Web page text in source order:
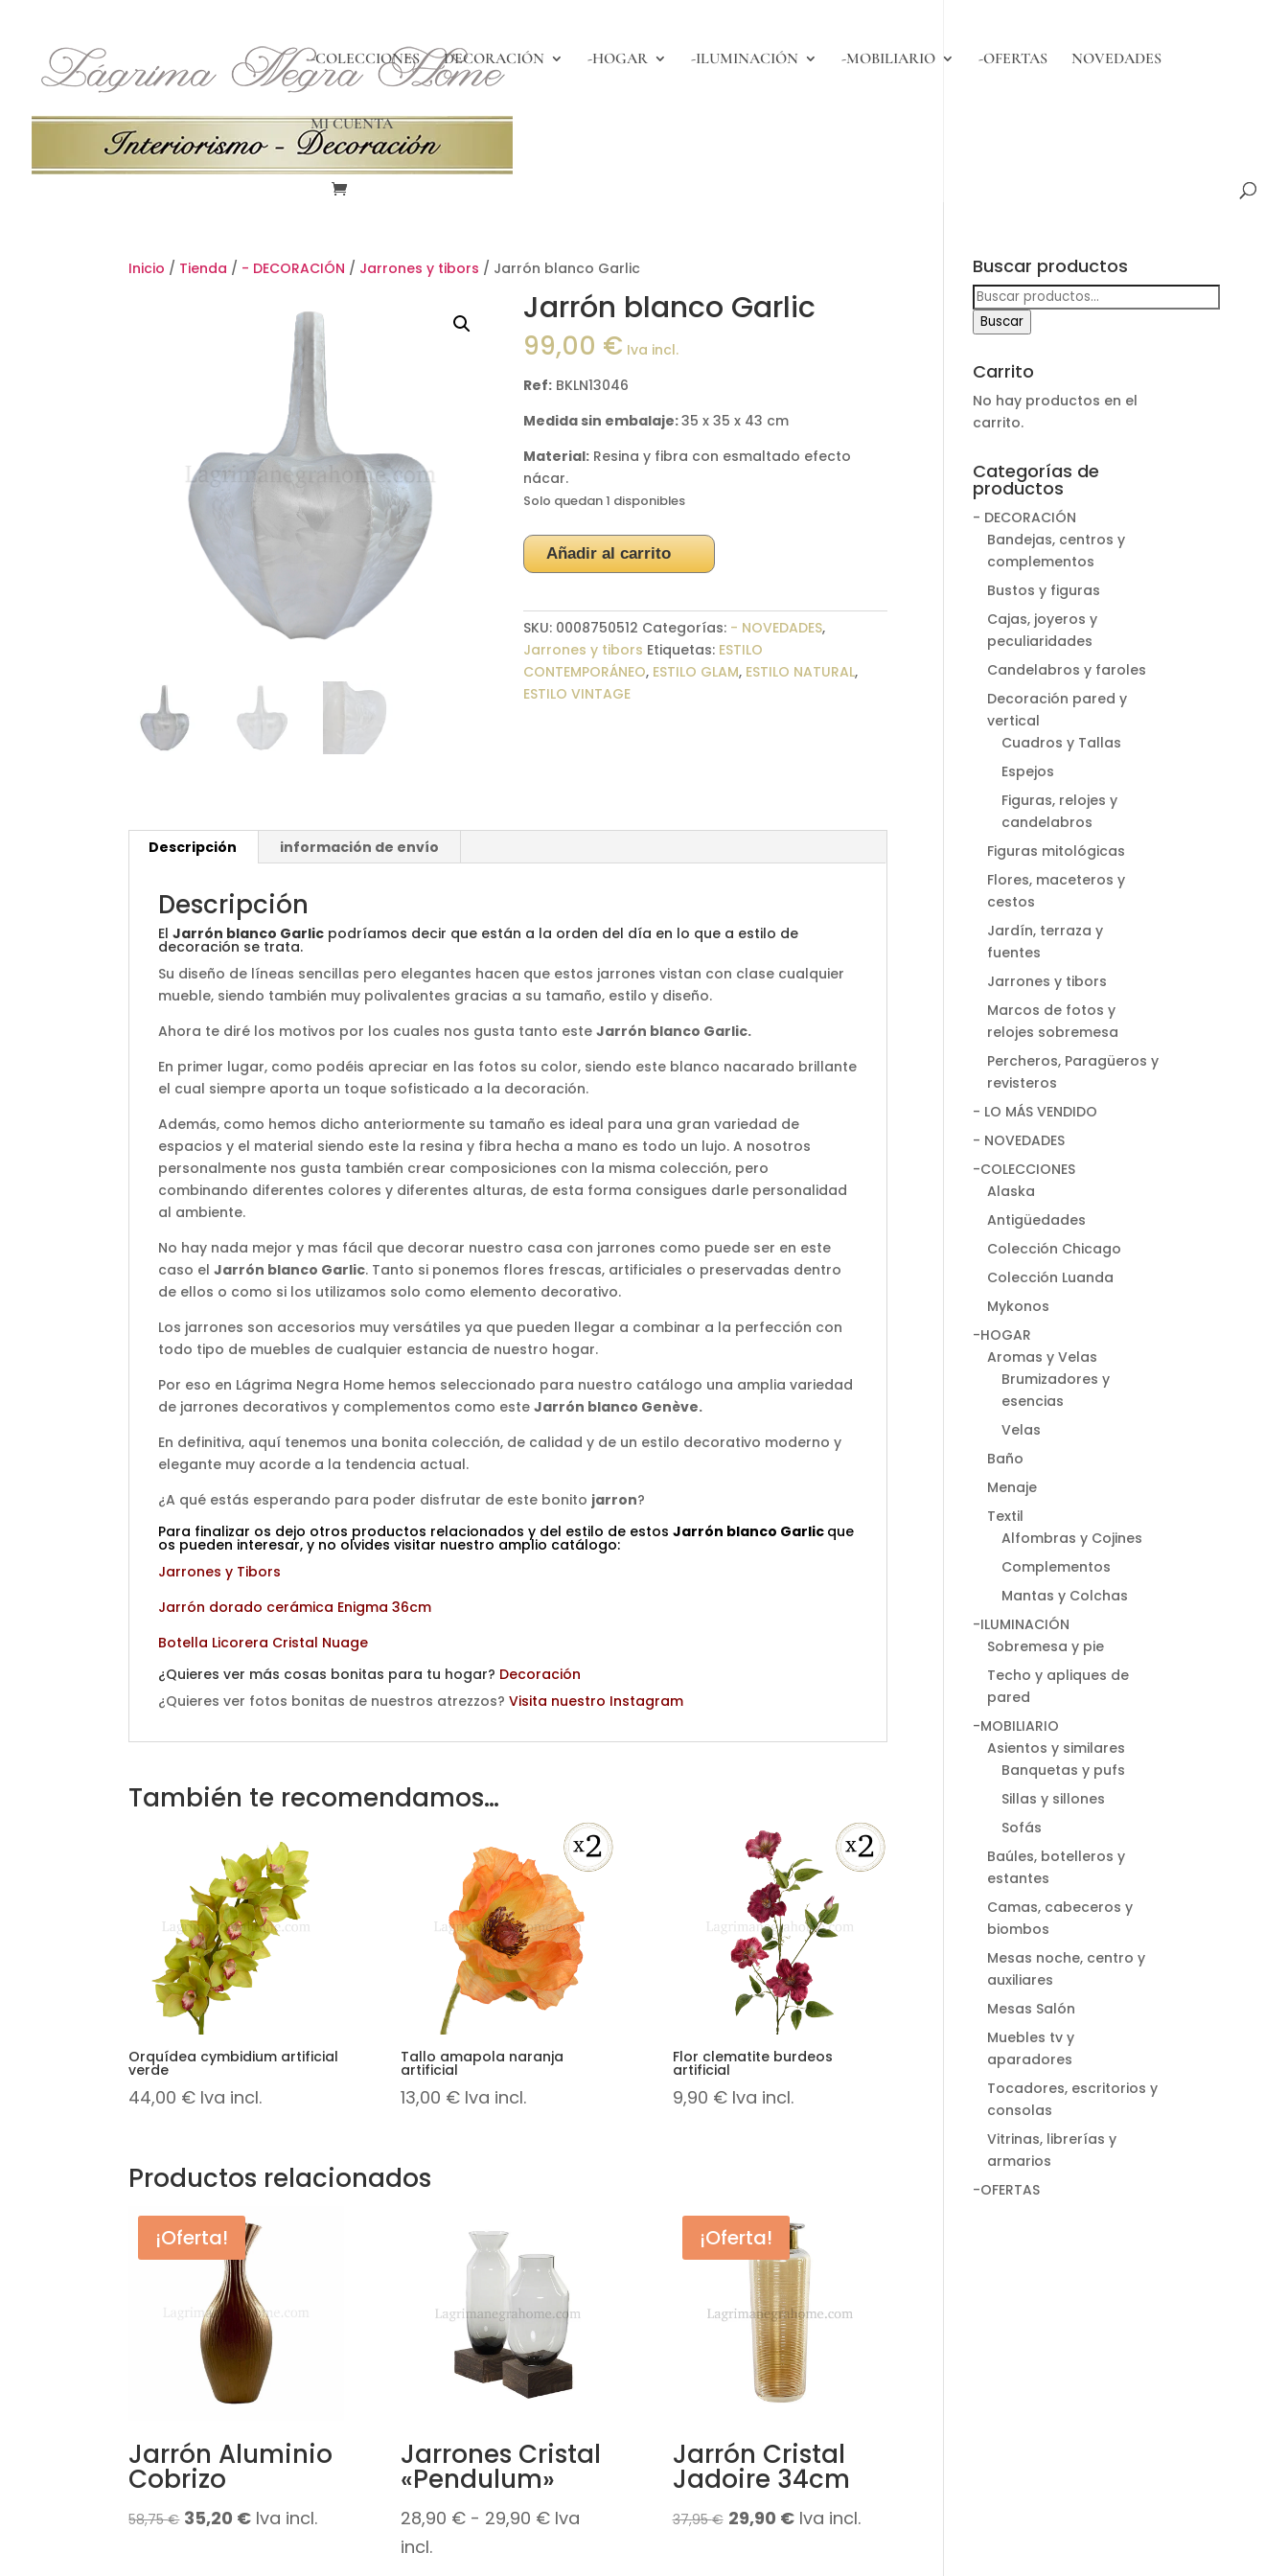
-COLECCIONES DECORACIÓN -HOGAR -ILUMINACIÓN -MOBILIARIO -OFERTAS NOVEDADES
MI CUENTA
Inicio / Tienda / - DECORACIÓN / Jarrones y tibors / Jarrón blanco Garlic
Jarrón blanco Garlic
99,00 € Iva incl.
Ref: BKLN13046
Medida sin embalaje:35 x 35 x 43 cm
Material: Resina y fibra con esmaltado efecto
nácar.
Solo quedan 1 disponibles
Jarrón
blanco
cantidad
Añadir al carrito
SKU: 0008750512 Categorías: - NOVEDADES,
Jarrones y tibors Etiquetas: ESTILO
CONTEMPORÁNEO, ESTILO GLAM, ESTILO NATURAL,
ESTILO VINTAGE
Descripción información de envío
Descripción
ElJarrón blanco Garlic podríamos decir que están a la orden del día en lo que a estilo de
decoración se trata.
Su diseño de líneas sencillas pero elegantes hacen que estos jarrones vistan con clase cualquier
mueble, siendo también muy polivalentes gracias a su tamaño, estilo y diseño.
Ahora te diré los motivos por los cuales nos gusta tanto esteJarrón blanco Garlic.
En primer lugar, como podéis apreciar en las fotos su color, siendo este blanco nacarado brillante
el cual siempre aporta un toque sofisticado a la decoración.
Además, como hemos dicho anteriormente su tamaño es ideal para una gran variedad de
espacios y el material siendo este la resina y fibra hecha a mano es todo un lujo. A nosotros
personalmente nos gusta también crear composiciones con la misma colección, pero
combinando diferentes colores y diferentes alturas, de esta forma consigues darle personalidad
al ambiente.
No hay nada mejor y mas fácil que decorar nuestro casa con jarrones como puede ser en este
caso elJarrón blanco Garlic. Tanto si ponemos flores frescas, artificiales o preservadas dentro
de ellos o como si los utilizamos solo como elemento decorativo.
Los jarrones son accesorios muy versátiles ya que pueden llegar a combinar a la perfección con
todo tipo de muebles de cualquier estancia de nuestro hogar.
Por eso en Lágrima Negra Home hemos seleccionado para nuestro catálogo una amplia variedad
de jarrones decorativos y complementos como esteJarrón blanco Genève.
En definitiva, aquí tenemos una bonita colección, de calidad y de un estilo decorativo moderno y
elegante muy acorde a la tendencia actual.
¿A qué estás esperando para poder disfrutar de este bonito jarron?
Para finalizar os dejo otros productos relacionados y del estilo de estosJarrón blanco Garlic que
os pueden interesar, y no olvides visitar nuestro amplio catálogo:
Jarrones y Tibors
Jarrón dorado cerámica Enigma 36cm
Botella Licorera Cristal Nuage
¿Quieres ver más cosas bonitas para tu hogar? Decoración
¿Quieres ver fotos bonitas de nuestros atrezzos?Visita nuestro Instagram
También te recomendamos…
Orquídea cymbidium artificial
verde
44,00 € Iva incl.
Tallo amapola naranja
artificial
13,00 € Iva incl.
Flor clematite burdeos
artificial
9,90 € Iva incl.
Productos relacionados
¡Oferta!
Jarrón Aluminio
Cobrizo
58,75€ El
35,20 €ElIva incl.
Jarrones Cristal
«Pendulum»
28,90 € - 29,90 €Rango
Iva
incl.
¡Oferta!
Jarrón Cristal
Jadoire 34cm
37,95€ El
29,90 €ElIva incl.
Buscar productos
Buscar
por:
Buscar
Carrito
No hay productos en el
carrito.
Categorías de
productos
- DECORACIÓN
Bandejas, centros y
complementos
Bustos y figuras
Cajas, joyeros y
peculiaridades
Candelabros y faroles
Decoración pared y
vertical
Cuadros y Tallas
Espejos
Figuras, relojes y
candelabros
Figuras mitológicas
Flores, maceteros y
cestos
Jardín, terraza y
fuentes
Jarrones y tibors
Marcos de fotos y
relojes sobremesa
Percheros, Paragüeros y
revisteros
- LO MÁS VENDIDO
- NOVEDADES
-COLECCIONES
Alaska
Antigüedades
Colección Chicago
Colección Luanda
Mykonos
-HOGAR
Aromas y Velas
Brumizadores y
esencias
Velas
Baño
Menaje
Textil
Alfombras y Cojines
Complementos
Mantas y Colchas
-ILUMINACIÓN
Sobremesa y pie
Techo y apliques de
pared
-MOBILIARIO
Asientos y similares
Banquetas y pufs
Sillas y sillones
Sofás
Baúles, botelleros y
estantes
Camas, cabeceros y
biombos
Mesas noche, centro y
auxiliares
Mesas Salón
Muebles tv y
aparadores
Tocadores, escritorios y
consolas
Vitrinas, librerías y
armarios
-OFERTAS